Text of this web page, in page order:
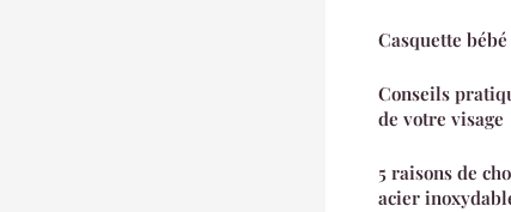
Casquette
Conseils
de votre visage
5 raisons de
acier